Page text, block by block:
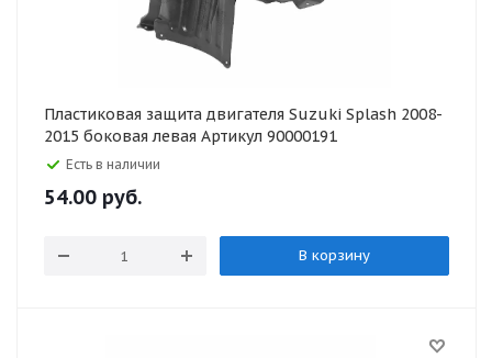
Пластиковая защита двигателя Suzuki Splash 2008-
2015 боковая левая Артикул 90000191
Есть в наличии
54.00 руб.
В корзину